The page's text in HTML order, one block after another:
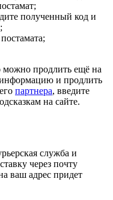
полученный код и
можно продлить ещё на
и продлить
партнера, введите
на сайте.
служба и
через почту
ваш адрес придет